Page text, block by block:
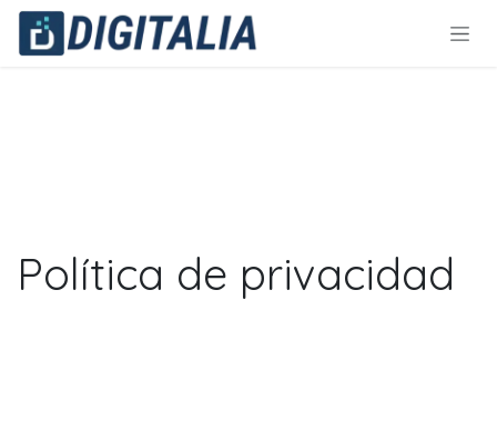
Ir al contenido
Política de privacidad